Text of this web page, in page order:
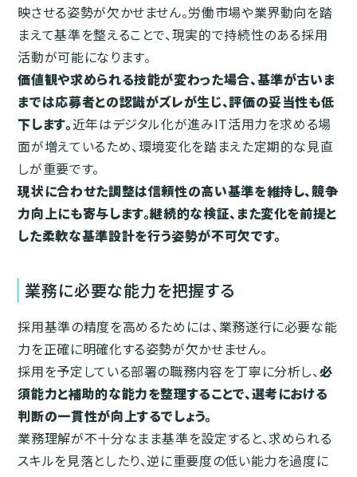
映させる姿勢が欠かせません。労働市場や業界動向を踏
まえて基準を整えることで、現実的で持続性のある採用
活動が可能になります。
価値観や求められる技能が変わった場合、基準が古いま
までは応募者との認識がズレが生じ、評価の妥当性も低
下します。近年はデジタル化が進みIT活用力を求める場
面が増えているため、環境変化を踏まえた定期的な見直
しが重要です。
現状に合わせた調整は信頼性の高い基準を維持し、競争
力向上にも寄与します。継続的な検証、また変化を前提と
した柔軟な基準設計を行う姿勢が不可欠です。
業務に必要な能力を把握する
採用基準の精度を高めるためには、業務遂行に必要な能
力を正確に明確化する姿勢が欠かせません。
採用を予定している部署の職務内容を丁寧に分析し、必
須能力と補助的な能力を整理することで、選考における
判断の一貫性が向上するでしょう。
業務理解が不十分なまま基準を設定すると、求められる
スキルを見落としたり、逆に重要度の低い能力を過度に